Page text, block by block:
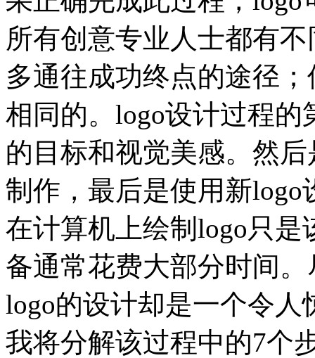
所有创意专业人士都有
多通往成功终点的途径
相同的。logo设计过程
的目标和视觉美感。然
制作，最后是使用新
在计算机上绘制logo只
备通常花费大部分时间
logo的设计却是一个令
我将分解该过程中的7个